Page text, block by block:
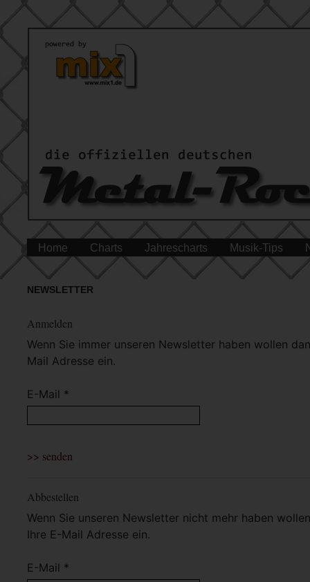
Home Charts Jahrescharts Musik-Tips
NEWSLETTER
Anmelden
Wenn Sie immer unseren Newsletter haben wollen
Mail Adresse ein.
E-Mail *
Abbestellen
Wenn Sie unseren Newsletter nicht mehr haben
Ihre E-Mail Adresse ein.
E-Mail *